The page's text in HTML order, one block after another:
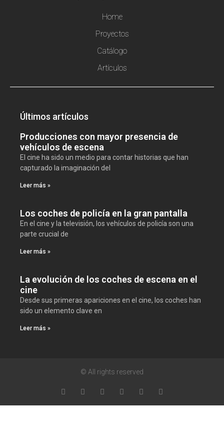
Home
Proyectos
Catálogo
Artículos
Últimos artículos
Producciones con mayor presencia de
vehículos de escena
El cine ha sido un medio para contar historias que han
capturado la imaginación del
Leer más »
Los coches de policía en la gran pantalla
En el cine y la televisión, los vehículos de policía son una
parte crucial de
Leer más »
La evolución de los coches de escena en el
cine
Desde sus primeras apariciones en el cine, los coches han
sido un elemento clave en
Leer más »
© All rights reserved